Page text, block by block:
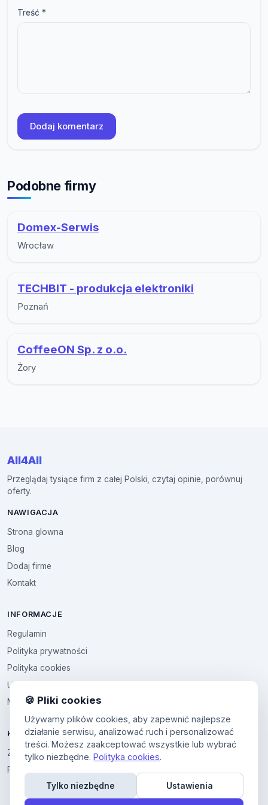
Treść *
Dodaj komentarz
Podobne firmy
Domex-Serwis
Wrocław
TECHBIT - produkcja elektroniki
Poznań
CoffeeON Sp. z o.o.
Żory
All4All
Przeglądaj tysiące firm z całej Polski, czytaj opinie, porównuj
oferty.
NAWIGACJA
Strona glowna
Blog
Dodaj firme
Kontakt
INFORMACJE
Regulamin
Polityka prywatności
Polityka cookies
Ustawienia cookies
Multikod
KONTO
Zaloguj sie
Panel uzytkownika
🍪 Pliki cookies
Używamy plików cookies, aby zapewnić najlepsze
działanie serwisu, analizować ruch i personalizować
treści. Możesz zaakceptować wszystkie lub wybrać
tylko niezbędne. Polityka cookies.
Tylko niezbędne Ustawienia